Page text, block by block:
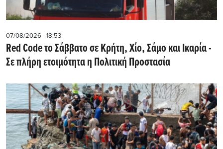
07/08/2026 - 18:53
Red Code το Σάββατο σε Κρήτη, Χίο, Σάμο και Ικαρία -
Σε πλήρη ετοιμότητα η Πολιτική Προστασία